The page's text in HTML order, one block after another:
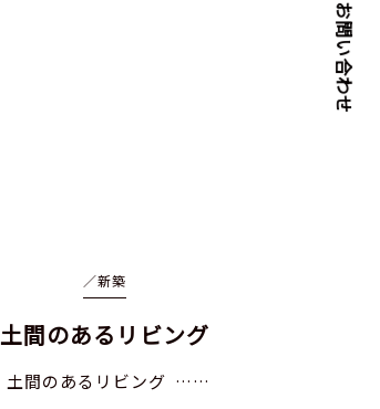
お問い
合わせ
／新築
土間のあるリビング
土間のあるリビング ……